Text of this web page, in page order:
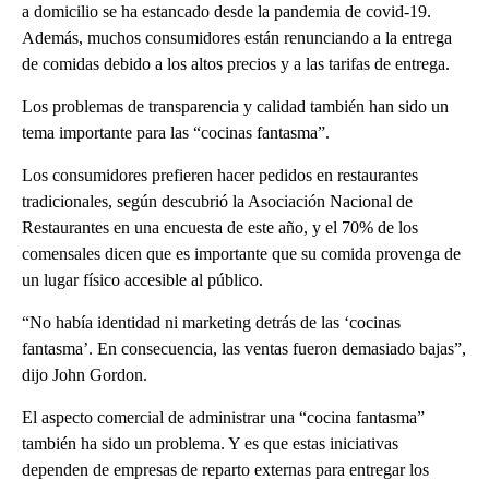
a domicilio se ha estancado desde la pandemia de covid-19.
Además, muchos consumidores están renunciando a la entrega
de comidas debido a los altos precios y a las tarifas de entrega.
Los problemas de transparencia y calidad también han sido un
tema importante para las “cocinas fantasma”.
Los consumidores prefieren hacer pedidos en restaurantes
tradicionales, según descubrió la Asociación Nacional de
Restaurantes en una encuesta de este año, y el 70% de los
comensales dicen que es importante que su comida provenga de
un lugar físico accesible al público.
“No había identidad ni marketing detrás de las ‘cocinas
fantasma’. En consecuencia, las ventas fueron demasiado bajas”,
dijo John Gordon.
El aspecto comercial de administrar una “cocina fantasma”
también ha sido un problema. Y es que estas iniciativas
dependen de empresas de reparto externas para entregar los